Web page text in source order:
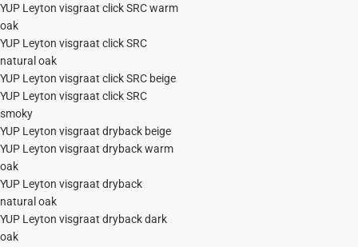
YUP Leyton visgraat click SRC warm
oak
YUP Leyton visgraat click SRC
natural oak
YUP Leyton visgraat click SRC beige
YUP Leyton visgraat click SRC
smoky
YUP Leyton visgraat dryback beige
YUP Leyton visgraat dryback warm
oak
YUP Leyton visgraat dryback
natural oak
YUP Leyton visgraat dryback dark
oak